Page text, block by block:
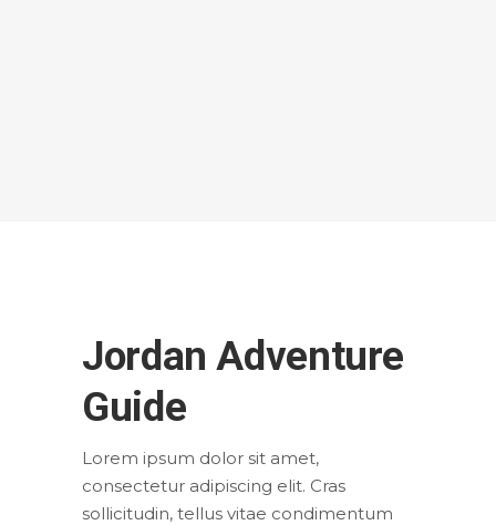
Jordan Adventure
Guide
Lorem ipsum dolor sit amet,
consectetur adipiscing elit. Cras
sollicitudin, tellus vitae condimentum